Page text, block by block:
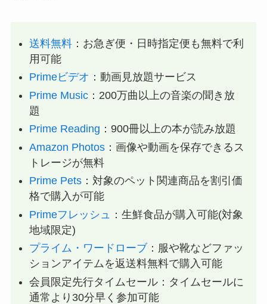
送料無料 ：お急ぎ便・日時指定便も無料で利
用可能
Primeビデオ ：動画見放題サービス
Prime Music ：200万曲以上の音楽の聞き放
題
Prime Reading ：900冊以上の本が読み放題
Amazon Photos ：画像や動画を保存できるス
トレージが無料
Prime Pets ：対象のペット関連商品を割引価
格で購入が可能
Primeフレッシュ
：生鮮食品が購入可能(対象
地域限定)
プライム・ワードローブ ：服や靴などファッ
ションアイテムを返送料無料で購入可能
会員限定先行タイムセール：タイムセールに
通常より30分早く参加可能